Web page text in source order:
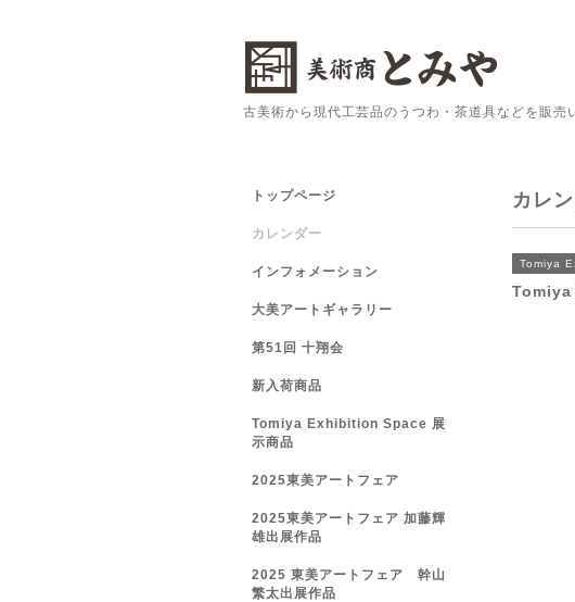
古美術から現代工芸品のうつわ・茶道具などを販売
カレ
Tomiya
トップページ
カレンダー
インフォメーション
大美アートギャラリー
第51回 十翔会
新入荷商品
Tomiya Exhibition Space 展
示商品
2025東美アートフェア
2025東美アートフェア 加藤輝
雄出展作品
2025 東美アートフェア 幹山
繁太出展作品